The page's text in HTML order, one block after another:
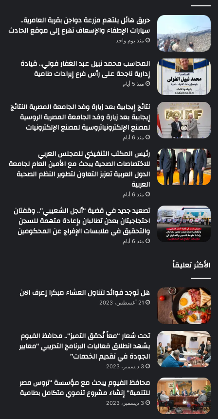
حريق هائل يلتهم مزرعة دواجن بقرية العامرية..
سيارات الإطفاء والإسعاف تهرع إلى موقع الحادث
منذ يوم واحد
المحاسب محمد نبيل عبد الغفار فولي.. قيادة
إدارية ناجحة على رأس فرع إيرادات طامية
منذ 5 أيام
نتائج إيجابية بعد زيارة وفد الجامعة المصرية النتائج
إيجابية بعد زيارة وفد الجامعة المصرية الروسية
لمصنع الإلكترونياتروسية لمصنع الإلكترونيات
منذ 6 أيام
رئيس المكتب التنفيذي للمجلس العربي
للاختصاصات الصحية يبحث مع الأمين العام لجامعة
الدول العربية تعزيز التعاون لتطوير النظم الصحية
العربية
منذ 6 أيام
تصعيد جديد في قضية “أنجل الشعيبي”.. وقفتان
احتجاجيتان بعدن تطالبان بإعادة متهمة للسجن
والتحقيق في ملابسات الإفراج عن المحكومين
منذ 6 أيام
الأكثر تعليقاً
هل توجد فوائد لتناول العشاء مبكرا إعرف الان
21 أغسطس، 2023
تحت شعار “معاً نُحقق التميز”.. محافظ الفيوم
يشهد انطلاق فعاليات البرنامج التدريبي “معايير
الجودة في تقديم الخدمات”
3 ديسمبر، 2023
محافظ الفيوم يبحث مع مؤسسة “تروس مصر
للتنمية” إنشاء مشروع تنموي متكامل بطامية
3 ديسمبر، 2023